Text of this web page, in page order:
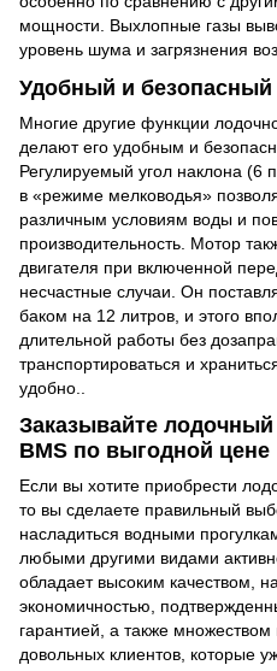
мощности. Выхлопные газы
уровень шума и загрязнения
Удобный и безопасный
Многие другие функции
делают его удобным и
Регулируемый угол наклона (6
в «режиме мелководья»
различным условиям воды и
производительность. Мотор
двигателя при включенной
несчастные случаи. Он
баком на 12 литров, и этого
длительной работы без
транспортироваться и
удобно..
Заказывайте
BMS по выгодной цене
Если вы хотите приобрести
то вы сделаете правильный
насладиться водными
любыми другими видами
обладает высоким качеством,
экономичностью,
гарантией, а также
довольных клиентов, которые